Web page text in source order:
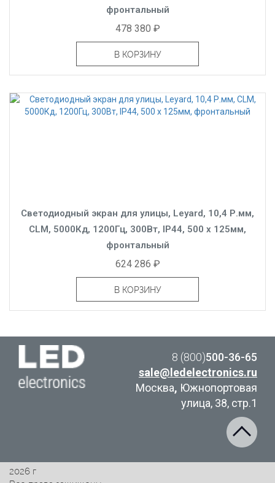
фронтальный
478 380 ₽
В КОРЗИНУ
Светодиодный экран для улицы, Leyard, 10,4 Р.мм,
CLM, 5000Кд, 1200Гц, 300Вт, IP44, 500 x 125мм,
фронтальный
624 286 ₽
В КОРЗИНУ
8 (800)500-36-65
sale@ledelectronics.ru
Москва, Южнопортовая
улица, 38, стр.1
2026 г